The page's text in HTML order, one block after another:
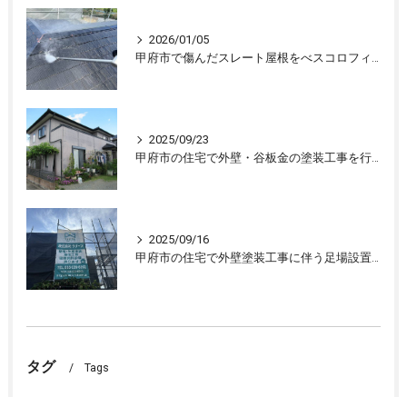
2026/01/05
甲府市で傷んだスレート屋根をべスコロフィラーを下塗りし屋根塗装しました
2025/09/23
甲府市の住宅で外壁・谷板金の塗装工事を行ない、住宅が生まれ変わりました
2025/09/16
甲府市の住宅で外壁塗装工事に伴う足場設置、外壁の下処理を行いました。
タグ Tags